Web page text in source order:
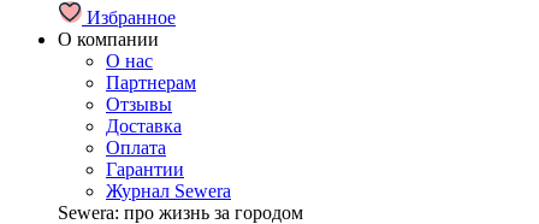
Избранное
О компании
О нас
Партнерам
Отзывы
Доставка
Оплата
Гарантии
Журнал Sewera
Sewera: про жизнь за городом